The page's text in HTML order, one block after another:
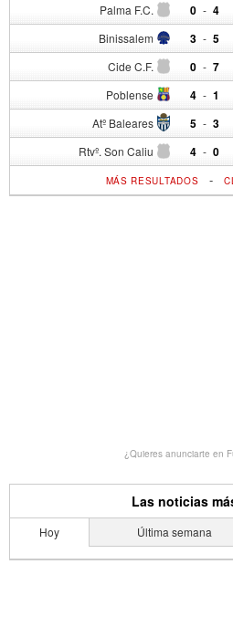
Palma F.C. 0 - 4
Binissalem 3 - 5
Cide C.F. 0 - 7
Poblense 4 - 1
Atº Baleares 5 - 3
Rtvº. Son Caliu 4 - 0
MÁS RESULTADOS -
¿Quieres anunciarte en
Las noticias
Hoy Última semana